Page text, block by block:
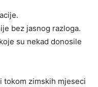
bez jasnog razloga.
su nekad donosile
tokom zimskih mjeseci